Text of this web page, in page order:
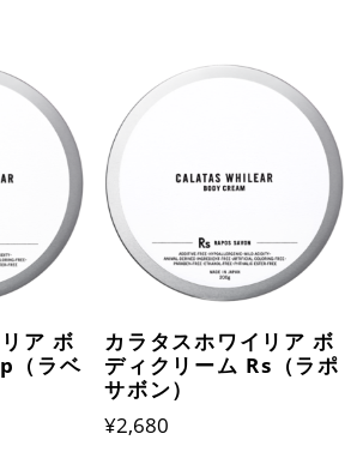
ア ボ
（ラベ
カラタスホワイリア ボ
ディクリーム Rs（ラポ
サボン）
¥2,680